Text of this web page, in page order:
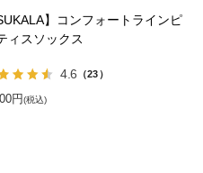
】コンフォートラインピ
ィスソックス
4.6 （23）
円(税込)